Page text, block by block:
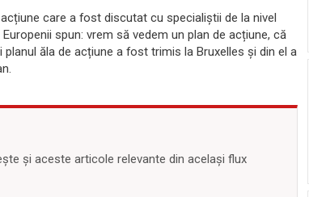
care a fost discutat cu specialiștii de la nivel
spun: vrem să vedem un plan de acțiune, că
ăla de acțiune a fost trimis la Bruxelles și din el a
și aceste articole relevante din același flux